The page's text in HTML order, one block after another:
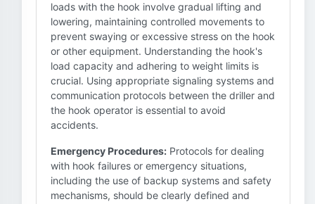
loads with the hook involve gradual lifting and
lowering, maintaining controlled movements to
prevent swaying or excessive stress on the hook
or other equipment. Understanding the hook's
load capacity and adhering to weight limits is
crucial. Using appropriate signaling systems and
communication protocols between the driller and
the hook operator is essential to avoid
accidents.
Emergency Procedures: Protocols for dealing
with hook failures or emergency situations,
including the use of backup systems and safety
mechanisms, should be clearly defined and